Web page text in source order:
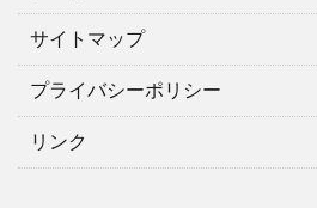
サイトマップ
プライバシーポリシー
リンク